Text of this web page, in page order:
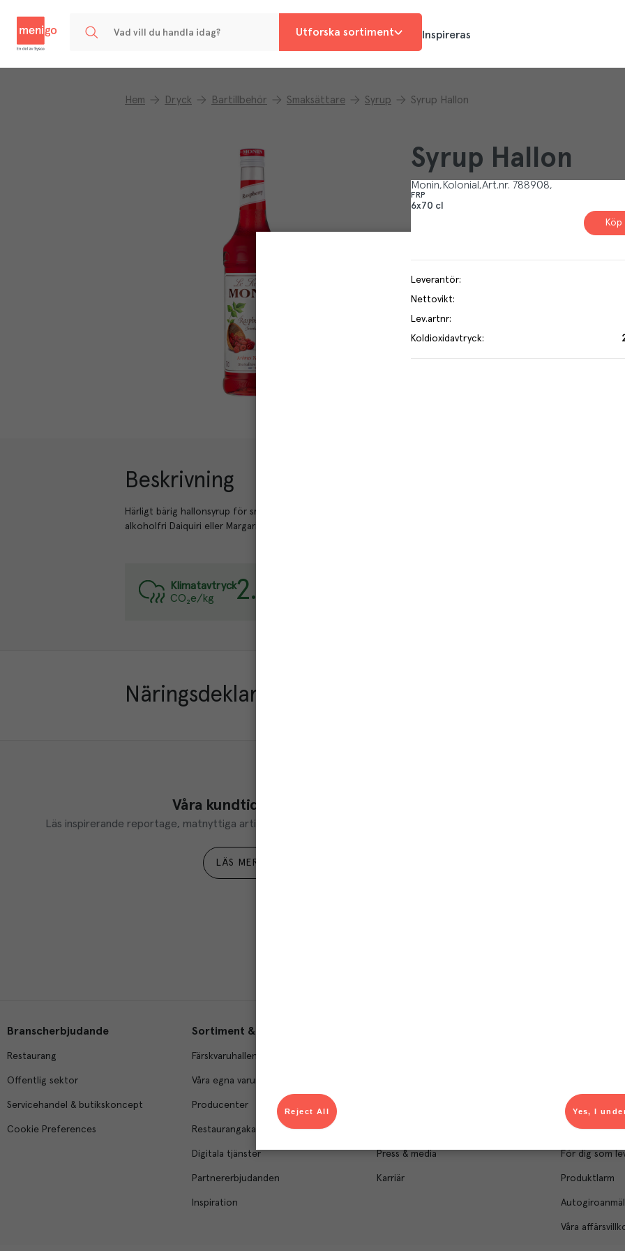
Utforska sortiment Inspireras
Hem Dryck Bartillbehör Smaksättare Syrup Syrup Hallon
Syrup Hallon
Monin Kolonial Art.nr. 788908
FRP
6x70 cl
Köp
Leverantör:
Nettovikt:
Lev.artnr:
Koldioxidavtryck:
Beskrivning
Härligt bärig hallonsyrup för smaksättning av cocktails såsom Clover Club, Mad Dog Shot &
alkoholfri Daiquiri eller Margarita
Klimatavtryck
CO₂e/kg
2.8
Näringsdeklaration
Våra kundtidningar
Läs inspirerande reportage, matnyttiga artiklar och ta del av aktuella kampanjer.
LÄS MER
Du som är Menigo-
Branscherbjudande
Restaurang
Offentlig sektor
Servicehandel & butikskoncept
Cookie Preferences
Sortiment & tjänster
Färskvaruhallen
Våra egna varumärken
Producenter
Restaurangakademien
Digitala tjänster
Partnererbjudanden
Inspiration
Press & media
Karriär
Säljavdelning
Kontor & lager
För dig som
Produktlarm
Våra
Yes, I
Reject All